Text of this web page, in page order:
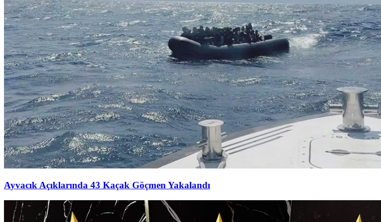
Ayvacık Açıklarında 43 Kaçak Göçmen Yakalandı